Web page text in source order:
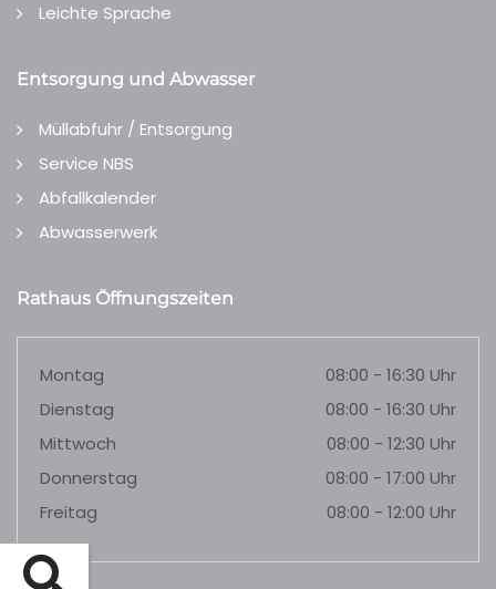
Leichte Sprache
Entsorgung und Abwasser
Müllabfuhr / Entsorgung
Service NBS
Abfallkalender
Abwasserwerk
Rathaus Öffnungszeiten
Montag
08:00 - 16:30 Uhr
Dienstag
08:00 - 16:30 Uhr
Mittwoch
08:00 - 12:30 Uhr
Donnerstag
08:00 - 17:00 Uhr
Freitag
08:00 - 12:00 Uhr